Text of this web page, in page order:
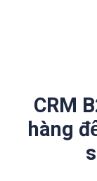
CRM
hàng